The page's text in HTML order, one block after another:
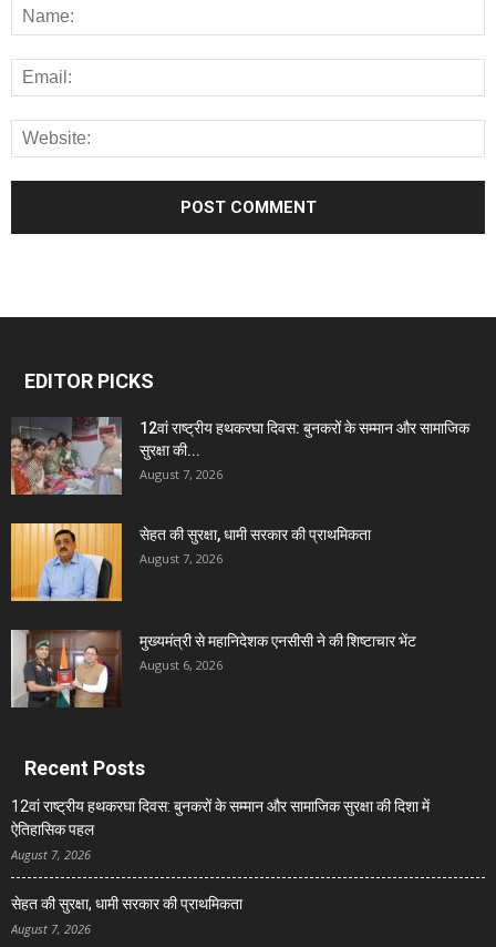
EDITOR PICKS
12वां राष्ट्रीय हथकरघा दिवस: बुनकरों के सम्मान और सामाजिक
सुरक्षा की...
August 7, 2026
सेहत की सुरक्षा, धामी सरकार की प्राथमिकता
August 7, 2026
मुख्यमंत्री से महानिदेशक एनसीसी ने की शिष्टाचार भेंट
August 6, 2026
Recent Posts
12वां राष्ट्रीय हथकरघा दिवस: बुनकरों के सम्मान और सामाजिक सुरक्षा की दिशा में
ऐतिहासिक पहल
August 7, 2026
सेहत की सुरक्षा, धामी सरकार की प्राथमिकता
August 7, 2026